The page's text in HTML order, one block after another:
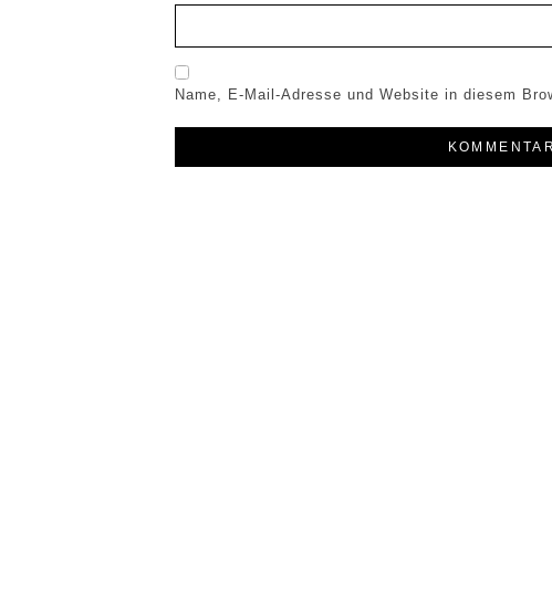
Name, E-Mail-Adresse und Website in diesem